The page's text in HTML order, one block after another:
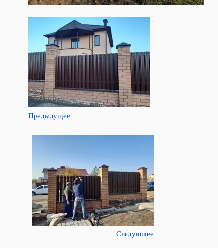
Предыдущее
Следующее